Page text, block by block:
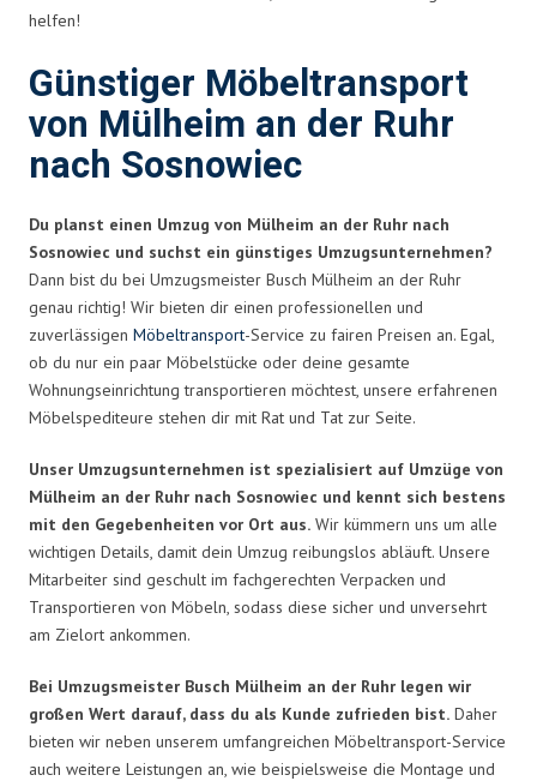
helfen!
Günstiger Möbeltransport
von Mülheim an der Ruhr
nach Sosnowiec
Du planst einen Umzug von Mülheim an der Ruhr nach
Sosnowiec und suchst ein günstiges Umzugsunternehmen?
Dann bist du bei Umzugsmeister Busch Mülheim an der Ruhr
genau richtig! Wir bieten dir einen professionellen und
zuverlässigen Möbeltransport-Service zu fairen Preisen an. Egal,
ob du nur ein paar Möbelstücke oder deine gesamte
Wohnungseinrichtung transportieren möchtest, unsere erfahrenen
Möbelspediteure stehen dir mit Rat und Tat zur Seite.
Unser Umzugsunternehmen ist spezialisiert auf Umzüge von
Mülheim an der Ruhr nach Sosnowiec und kennt sich bestens
mit den Gegebenheiten vor Ort aus. Wir kümmern uns um alle
wichtigen Details, damit dein Umzug reibungslos abläuft. Unsere
Mitarbeiter sind geschult im fachgerechten Verpacken und
Transportieren von Möbeln, sodass diese sicher und unversehrt
am Zielort ankommen.
Bei Umzugsmeister Busch Mülheim an der Ruhr legen wir
großen Wert darauf, dass du als Kunde zufrieden bist. Daher
bieten wir neben unserem umfangreichen Möbeltransport-Service
auch weitere Leistungen an, wie beispielsweise die Montage und